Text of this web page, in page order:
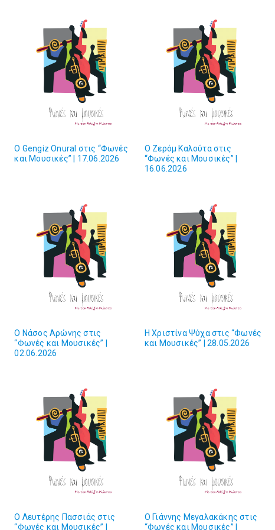
O Gengiz Onural στις “Φωνές
και Μουσικές” | 17.06.2026
O Ζερόμ Καλούτα στις
“Φωνές και Mουσικές” |
16.06.2026
O Νάσος Αρώνης στις
“Φωνές και Μουσικές” |
02.06.2026
Η Χριστίνα Ψύχα στις “Φωνές
και Μουσικές” | 28.05.2026
O Λευτέρης Πασσιάς στις
“Φωνές και Mουσικές” |
Ο Γιάννης Μεγαλακάκης στις
“Φωνές και Μουσικές” |